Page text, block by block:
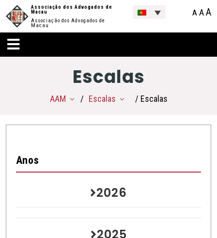
Associação dos Advogados de
Macau
Associação dos Advogados de
Macau
A AA
Escalas
AAM Escalas / Escalas
Anos
2026
2025